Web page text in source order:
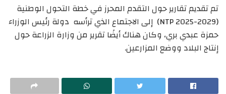
تم تقديم تقارير حول التقدم المحرز في خطة التحول الوطنية
(NTP 2025-2029) إلى الاجتماع الذي ترأسه دولة رئيس الوزراء
حمزة عبدي بري، وكان هناك أيضًا تقرير من وزارة الزراعة حول
إنتاج البلاد ووضع المزارعين.